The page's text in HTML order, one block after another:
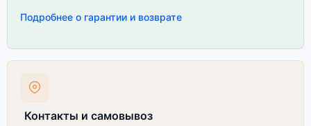
Подробнее о гарантии и возврате
Контакты и самовывоз